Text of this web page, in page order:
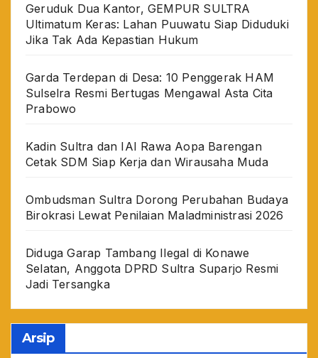
Geruduk Dua Kantor, GEMPUR SULTRA
Ultimatum Keras: Lahan Puuwatu Siap Diduduki
Jika Tak Ada Kepastian Hukum
Garda Terdepan di Desa: 10 Penggerak HAM
Sulselra Resmi Bertugas Mengawal Asta Cita
Prabowo
Kadin Sultra dan IAI Rawa Aopa Barengan
Cetak SDM Siap Kerja dan Wirausaha Muda
Ombudsman Sultra Dorong Perubahan Budaya
Birokrasi Lewat Penilaian Maladministrasi 2026
Diduga Garap Tambang Ilegal di Konawe
Selatan, Anggota DPRD Sultra Suparjo Resmi
Jadi Tersangka
Arsip